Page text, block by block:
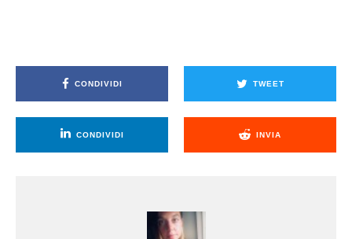
CONDIVIDI TWEET
CONDIVIDI INVIA